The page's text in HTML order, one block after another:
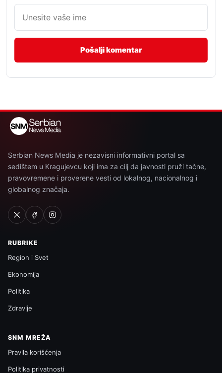
Serbian News Media je nezavisni informativni portal sa
sedištem u Kragujevcu koji ima za cilj da javnosti pruži tačne,
pravovremene i proverene vesti od lokalnog, nacionalnog i
globalnog značaja.
RUBRIKE
Region i Svet
Ekonomija
Politika
Zdravlje
SNM MREŽA
Pravila korišćenja
Politika privatnosti